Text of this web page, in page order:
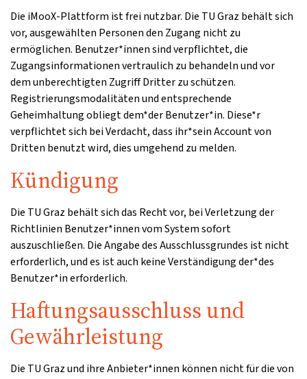
Die iMooX-Plattform ist frei nutzbar. Die TU Graz behält sich
vor, ausgewählten Personen den Zugang nicht zu
ermöglichen. Benutzer*innen sind verpflichtet, die
Zugangsinformationen vertraulich zu behandeln und vor
dem unberechtigten Zugriff Dritter zu schützen.
Registrierungsmodalitäten und entsprechende
Geheimhaltung obliegt dem*der Benutzer*in. Diese*r
verpflichtet sich bei Verdacht, dass ihr*sein Account von
Dritten benutzt wird, dies umgehend zu melden.
Kündigung
Die TU Graz behält sich das Recht vor, bei Verletzung der
Richtlinien Benutzer*innen vom System sofort
auszuschließen. Die Angabe des Ausschlussgrundes ist nicht
erforderlich, und es ist auch keine Verständigung der*des
Benutzer*in erforderlich.
Haftungsausschluss und
Gewährleistung
Die TU Graz und ihre Anbieter*innen können nicht für die von